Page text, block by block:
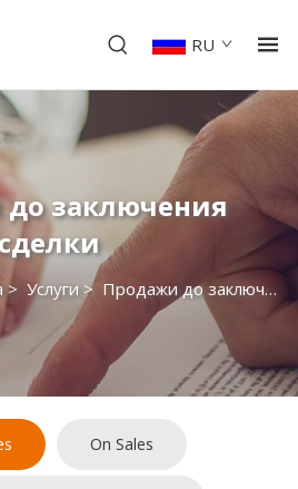
RU
заключения
сделки
> Услуги> Продажи до заключения сделки
On Sales